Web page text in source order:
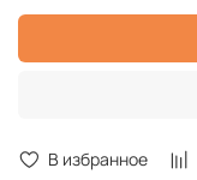
В избранное